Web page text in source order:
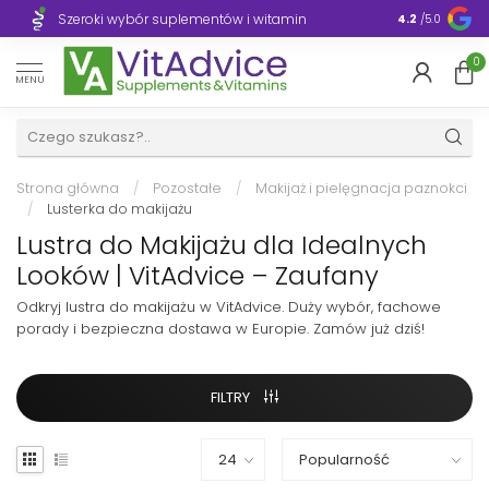
Szeroki wybór suplementów i witamin 4.2 /5.0
MENU
0
Strona główna / Pozostałe /
Makijaż i pielęgnacja paznokci
/
Lusterka do makijażu
Lustra do Makijażu dla Idealnych
Looków | VitAdvice – Zaufany
Odkryj lustra do makijażu w VitAdvice. Duży wybór, fachowe
porady i bezpieczna dostawa w Europie. Zamów już dziś!
FILTRY